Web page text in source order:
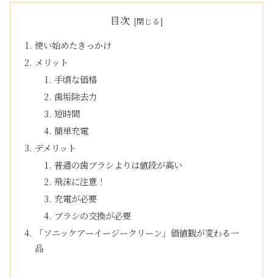
目次
使い始めたきっかけ
メリット
手頃な価格
歯垢除去力
短時間
簡単充電
デメリット
普通の歯ブラシよりは値段が高い
飛沫に注意！
充電が必要
ブラシの交換が必要
「ソニッケアーイージークリーン」価値観が変わる一
品